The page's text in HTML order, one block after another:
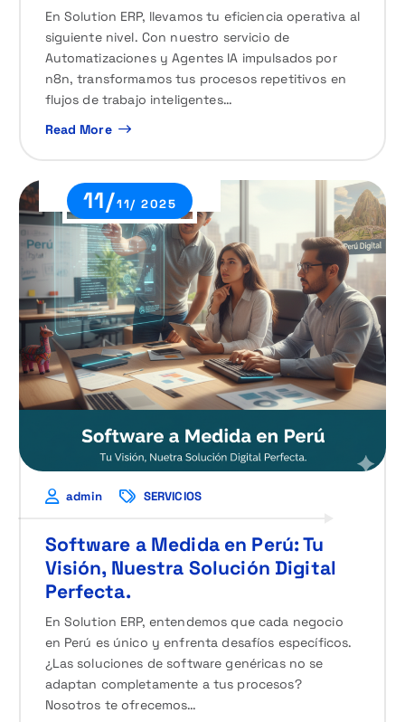
En Solution ERP, llevamos tu eficiencia operativa al
siguiente nivel. Con nuestro servicio de
Automatizaciones y Agentes IA impulsados por
n8n, transformamos tus procesos repetitivos en
flujos de trabajo inteligentes…
Read More
11/11/ 2025
admin SERVICIOS
Software a Medida en Perú: Tu
Visión, Nuestra Solución Digital
Perfecta.
En Solution ERP, entendemos que cada negocio
en Perú es único y enfrenta desafíos específicos.
¿Las soluciones de software genéricas no se
adaptan completamente a tus procesos?
Nosotros te ofrecemos…